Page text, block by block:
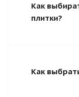
Как
плитки?
Как